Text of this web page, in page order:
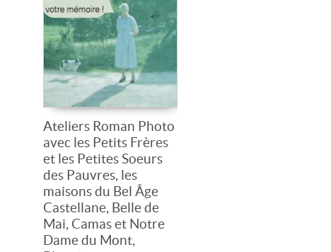
Ateliers Roman Photo
avec les Petits Frères
et les Petites Soeurs
des Pauvres, les
maisons du Bel Âge
Castellane, Belle de
Mai, Camas et Notre
Dame du Mont,